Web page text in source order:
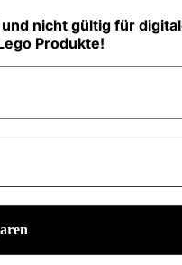
nicht gültig für
Produkte!